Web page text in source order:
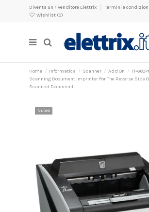
Diventa un rivenditore Elettrix
Termini e
Wishlist (0)
Home Informatica Scanner Add On
Fi-
Scanning Document Imprinter For The Reverse Side
Scanned Document.
Nuovo